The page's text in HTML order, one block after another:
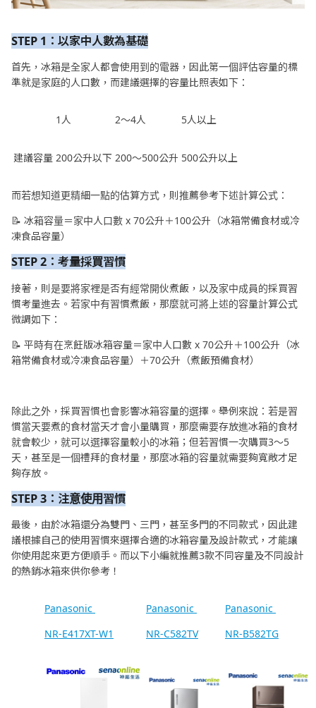
STEP 1：以家中人數為基礎
首先，冰箱是全家人都會使用到的電器，因此第一個評估容量的標
準就是家庭的人口數，而建議選擇的容量比照表如下：
1人 2～4人 5人以上
建議容量 200公升以下 200～500公升 500公升以上
而若想知道更精細一點的估算方式，則推薦參考下述計算公式：
📝 冰箱容量＝家中人口數 x 70公升＋100公升（冰箱常備食材或冷
凍食品容量）
STEP 2：考量採買習慣
接著，則是要將家裡是否有經常開伙煮飯，以及家中成員的採買習
慣考量進去。若家中有習慣煮飯，那麼就可將上述的容量計算公式
微調如下：
📝 平時有在烹飪版冰箱容量＝家中人口數 x 70公升＋100公升（冰
箱常備食材或冷凍食品容量）＋70公升（煮飯預備食材）
除此之外，採買習慣也會影響冰箱容量的選擇。舉例來說：若是習
慣當天要煮的食材當天才會小量購買，那麼需要存放進冰箱的食材
就會較少，就可以選擇容量較小的冰箱；但若習慣一次購買3～5
天，甚至是一個禮拜的食材量，那麼冰箱的容量就需要夠寬敞才足
夠存放。
STEP 3：注意使用習慣
最後，由於冰箱還分為雙門、三門，甚至多門的不同款式，因此建
議根據自己的使用習慣來選擇合適的冰箱容量及設計款式，才能讓
你使用起來更方便順手。而以下小編就推薦3款不同容量及不同設計
的熱銷冰箱來供你參考！
Panasonic
NR-E417XT-W1
Panasonic
NR-C582TV
Panasonic
NR-B582TG